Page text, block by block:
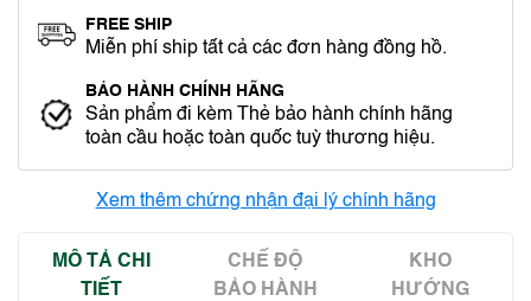
FREE SHIP
Miễn phí ship tất cả các đơn hàng đồng hồ.
BẢO HÀNH CHÍNH HÃNG
Sản phẩm đi kèm Thẻ bảo hành chính hãng
toàn cầu hoặc toàn quốc tuỳ thương hiệu.
Xem thêm chứng nhận đại lý chính hãng
MÔ TẢ CHI
TIẾT
CHẾ ĐỘ
BẢO HÀNH
KHO
HƯỚNG